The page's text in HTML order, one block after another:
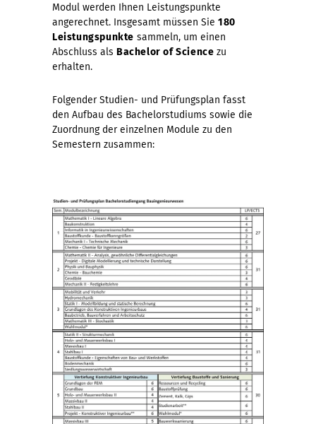
Modul werden Ihnen Leistungspunkte
angerechnet. Insgesamt müssen Sie 180
Leistungspunkte sammeln, um einen
Abschluss als Bachelor of Science zu
erhalten.
Folgender Studien- und Prüfungsplan fasst
den Aufbau des Bachelorstudiums sowie die
Zuordnung der einzelnen Module zu den
Semestern zusammen: